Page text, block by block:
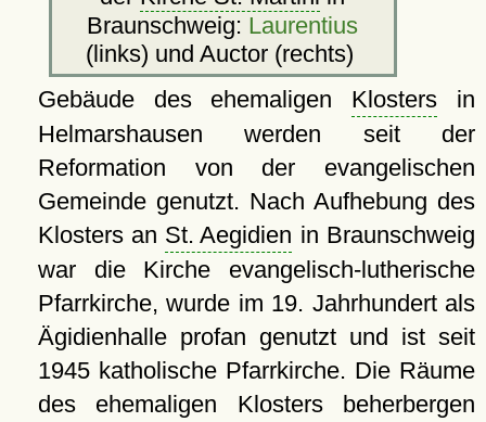
Braunschweig: Laurentius
(links) und Auctor (rechts)
Gebäude des ehemaligen Klosters in
Helmarshausen werden seit der
Reformation von der evangelischen
Gemeinde genutzt. Nach Aufhebung des
Klosters an St. Aegidien in Braunschweig
war die Kirche evangelisch-lutherische
Pfarrkirche, wurde im 19. Jahrhundert als
Ägidienhalle profan genutzt und ist seit
1945 katholische Pfarrkirche. Die Räume
des ehemaligen Klosters beherbergen